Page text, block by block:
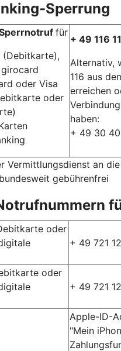
Sperrung
für
oder Visa
oder
+ 49 116
Alternativ,
116 aus
erreichen
haben:
+ 49 30
Vermittlungsdienst an
gebührenfrei
oder
+ 49 721
oder
+ 49 721
Apple-ID-
"Mein